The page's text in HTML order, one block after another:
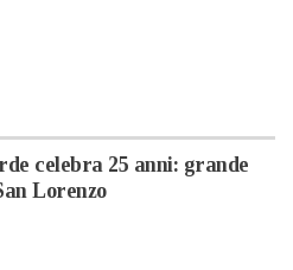
celebra 25 anni: grande
Lorenzo